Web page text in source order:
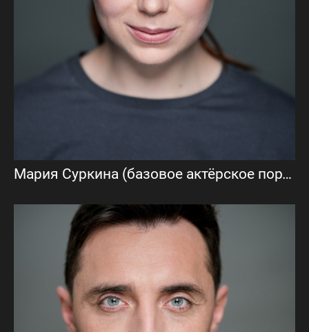
Мария Суркина (базовое актёрское портфолио)